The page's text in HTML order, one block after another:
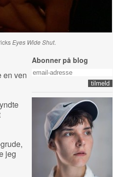
Eyes Wide Shut.
en ven
jeg
Abonner på blog